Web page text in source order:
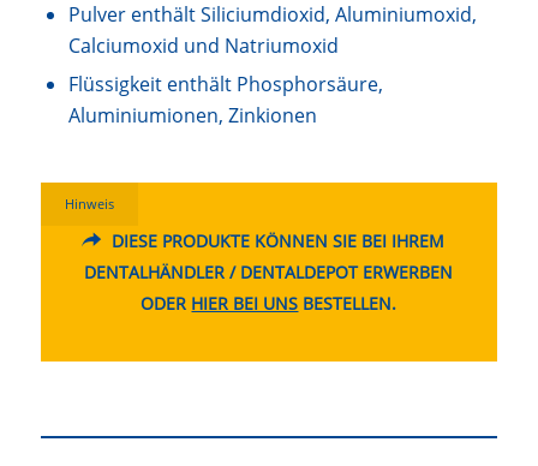
Pulver enthält Siliciumdioxid, Aluminiumoxid,
Calciumoxid und Natriumoxid
Flüssigkeit enthält Phosphorsäure,
Aluminiumionen, Zinkionen
Hinweis
DIESE PRODUKTE KÖNNEN SIE BEI IHREM
DENTALHÄNDLER / DENTALDEPOT ERWERBEN
ODER HIER BEI UNS BESTELLEN.